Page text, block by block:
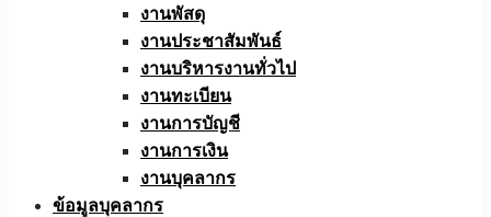
งานพัสดุ
งานประชาสัมพันธ์
งานบริหารงานทั่วไป
งานทะเบียน
งานการบัญชี
งานการเงิน
งานบุคลากร
ข้อมูลบุคลากร